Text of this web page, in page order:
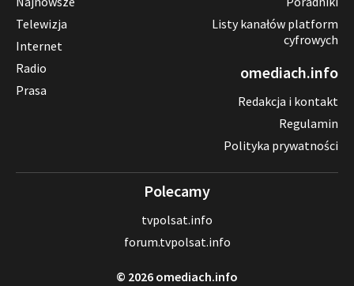
Telewizja
Internet
Radio
Prasa
Listy kanałów platform
cyfrowych
omediach.info
Redakcja i kontakt
Regulamin
Polityka prywatności
Polecamy
tvpolsat.info
forum.tvpolsat.info
© 2026 omediach.info